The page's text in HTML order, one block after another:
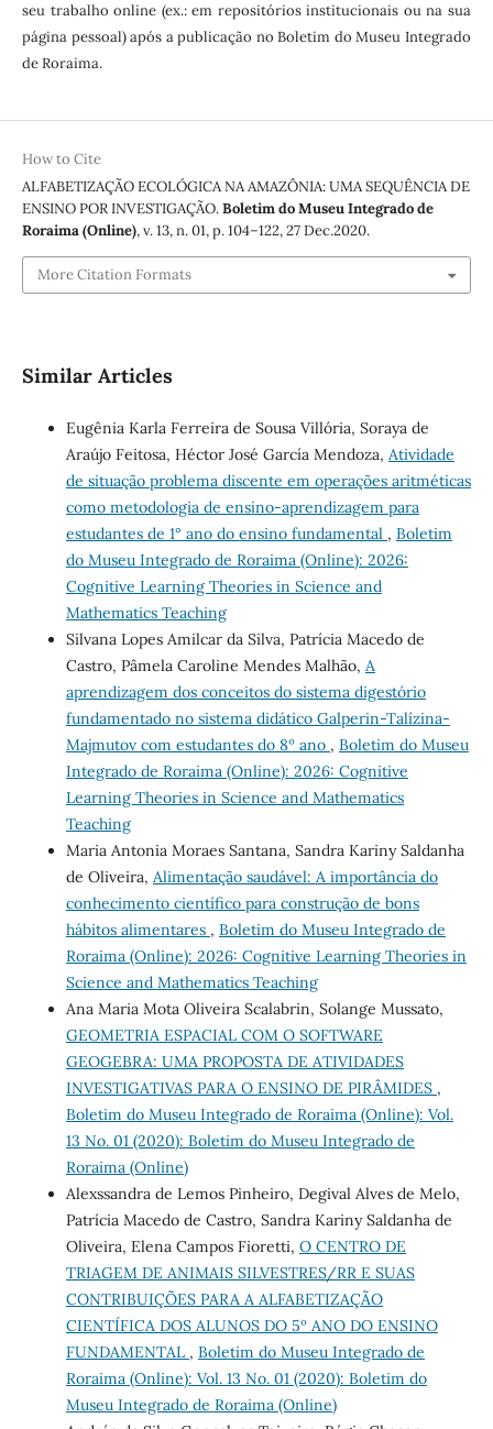
seu trabalho online (ex.: em repositórios institucionais ou na sua
página pessoal) após a publicação no Boletim do Museu Integrado
de Roraima.
How to Cite
ALFABETIZAÇÃO ECOLÓGICA NA AMAZÔNIA: UMA SEQUÊNCIA DE
ENSINO POR INVESTIGAÇÃO.Boletim do Museu Integrado de
Roraima (Online), v. 13, n. 01, p. 104–122, 27 Dec.2020.
More Citation Formats
Similar Articles
Eugênia Karla Ferreira de Sousa Villória, Soraya de
Araújo Feitosa, Héctor José García Mendoza, Atividade
de situação problema discente em operações aritméticas
como metodologia de ensino-aprendizagem para
estudantes de 1° ano do ensino fundamental , Boletim
do Museu Integrado de Roraima (Online): 2026:
Cognitive Learning Theories in Science and
Mathematics Teaching
Silvana Lopes Amilcar da Silva, Patrícia Macedo de
Castro, Pâmela Caroline Mendes Malhão, A
aprendizagem dos conceitos do sistema digestório
fundamentado no sistema didático Galperin-Talízina-
Majmutov com estudantes do 8º ano , Boletim do Museu
Integrado de Roraima (Online): 2026: Cognitive
Learning Theories in Science and Mathematics
Teaching
Maria Antonia Moraes Santana, Sandra Kariny Saldanha
de Oliveira, Alimentação saudável: A importância do
conhecimento científico para construção de bons
hábitos alimentares , Boletim do Museu Integrado de
Roraima (Online): 2026: Cognitive Learning Theories in
Science and Mathematics Teaching
Ana Maria Mota Oliveira Scalabrin, Solange Mussato,
GEOMETRIA ESPACIAL COM O SOFTWARE
GEOGEBRA: UMA PROPOSTA DE ATIVIDADES
INVESTIGATIVAS PARA O ENSINO DE PIRÂMIDES ,
Boletim do Museu Integrado de Roraima (Online): Vol.
13 No. 01 (2020): Boletim do Museu Integrado de
Roraima (Online)
Alexssandra de Lemos Pinheiro, Degival Alves de Melo,
Patrícia Macedo de Castro, Sandra Kariny Saldanha de
Oliveira, Elena Campos Fioretti, O CENTRO DE
TRIAGEM DE ANIMAIS SILVESTRES/RR E SUAS
CONTRIBUIÇÕES PARA A ALFABETIZAÇÃO
CIENTÍFICA DOS ALUNOS DO 5º ANO DO ENSINO
FUNDAMENTAL , Boletim do Museu Integrado de
Roraima (Online): Vol. 13 No. 01 (2020): Boletim do
Museu Integrado de Roraima (Online)